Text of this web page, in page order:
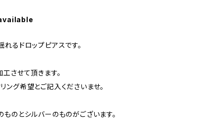
るドロップピアスです。
させて頂きます。
グ希望とご記入くださいませ。
のとシルバーのものがございます。